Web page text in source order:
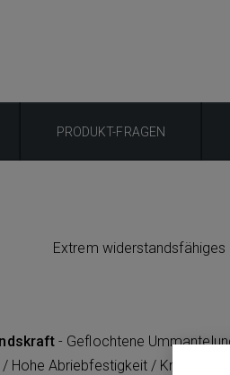
PRODUKT-FRAGEN
Extrem widerstandsfähiges
- Geflochtene
Hohe Abriebfestigkeit /